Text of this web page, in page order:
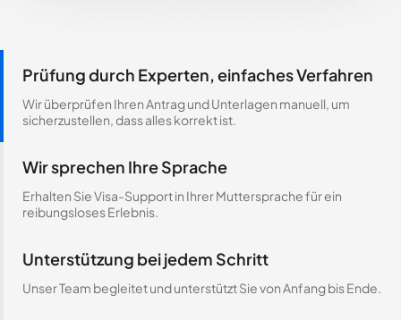
Prüfung durch Experten, einfaches Verfahren
Wir überprüfen Ihren Antrag und Unterlagen manuell, um
sicherzustellen, dass alles korrekt ist.
Wir sprechen Ihre Sprache
Erhalten Sie Visa-Support in Ihrer Muttersprache für ein
reibungsloses Erlebnis.
Unterstützung bei jedem Schritt
Unser Team begleitet und unterstützt Sie von Anfang bis Ende.